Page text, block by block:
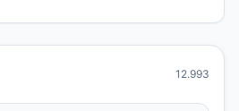
12.993